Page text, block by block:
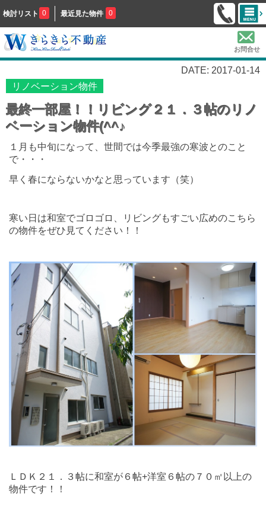
検討リスト 0 最近見た物件 0
お問合せ
DATE: 2017-01-14
リノベーション物件
最終一部屋！！リビング２１．３帖のリノ
ベーション物件(^^♪
１月も中旬になって、世間では今季最強の寒波とのこと
で・・・
早く春にならないかなと思っています（笑）
寒い日は和室でゴロゴロ、リビングもすごい広めのこちら
の物件をぜひ見てください！！
ＬＤＫ２１．３帖に和室が６帖+洋室６帖の７０㎡以上の
物件です！！